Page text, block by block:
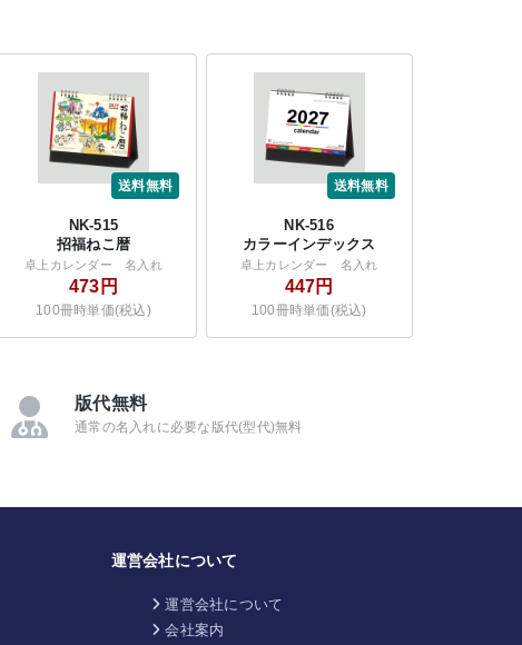
送料無料
NK-515
招福ねこ暦
卓上カレンダー 名入れ
473円
100冊時単価(税込)
送料無料
NK-516
カラーインデックス
卓上カレンダー 名入れ
447円
100冊時単価(税込)
版代無料
通常の名入れに必要な版代(型代)無料
運営会社について
運営会社について
会社案内